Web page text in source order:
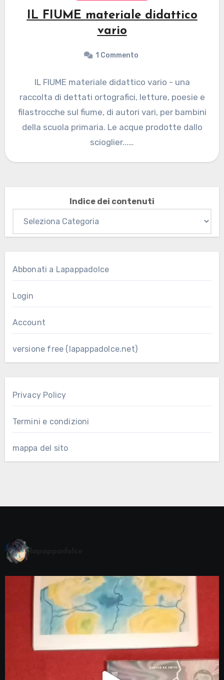
IL FIUME materiale didattico
vario
1 Commento
IL FIUME materiale didattico vario - una
raccolta di dettati ortografici, letture, poesie e
filastrocche sul fiume, di autori vari, per bambini
della scuola primaria. Le acque prodotte dallo
scioglier...…
Indice dei contenuti
Abbonati a Lapappadolce
Login
Account
versione free (lapappadolce.net)
Privacy Policy
Termini e condizioni
mappa del sito